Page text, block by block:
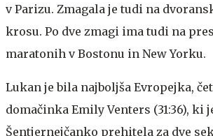
v Parizu. Zmagala je tudi na
krosu. Po dve zmagi ima tudi na
maratonih v Bostonu in New Yorku.
Lukan je bila najboljša Evropejka,
domačinka Emily Venters (31:36), ki
Šentjernejčanko prehitela za dve